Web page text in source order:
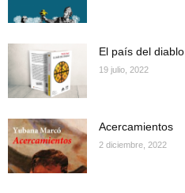
El país del diablo
19 julio, 2022
Acercamientos
2 diciembre, 2022